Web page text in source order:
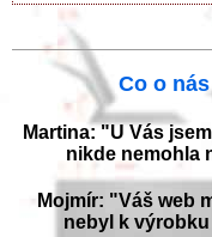
Co o
Martina: "U Vás
nikde nemohla
Mojmír: "Váš web
nebyl k